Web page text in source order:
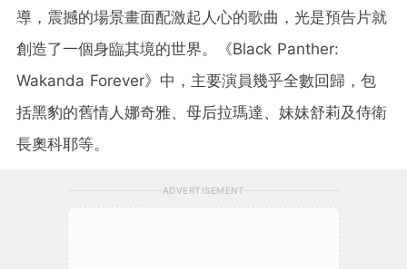
導，震撼的場景畫面配激起人心的歌曲，光是預告片就
創造了一個身臨其境的世界。《Black Panther:
Wakanda Forever》中，主要演員幾乎全數回歸，包
括黑豹的舊情人娜奇雅、母后拉瑪達、妹妹舒莉及侍衛
長奧科耶等。
ADVERTISEMENT